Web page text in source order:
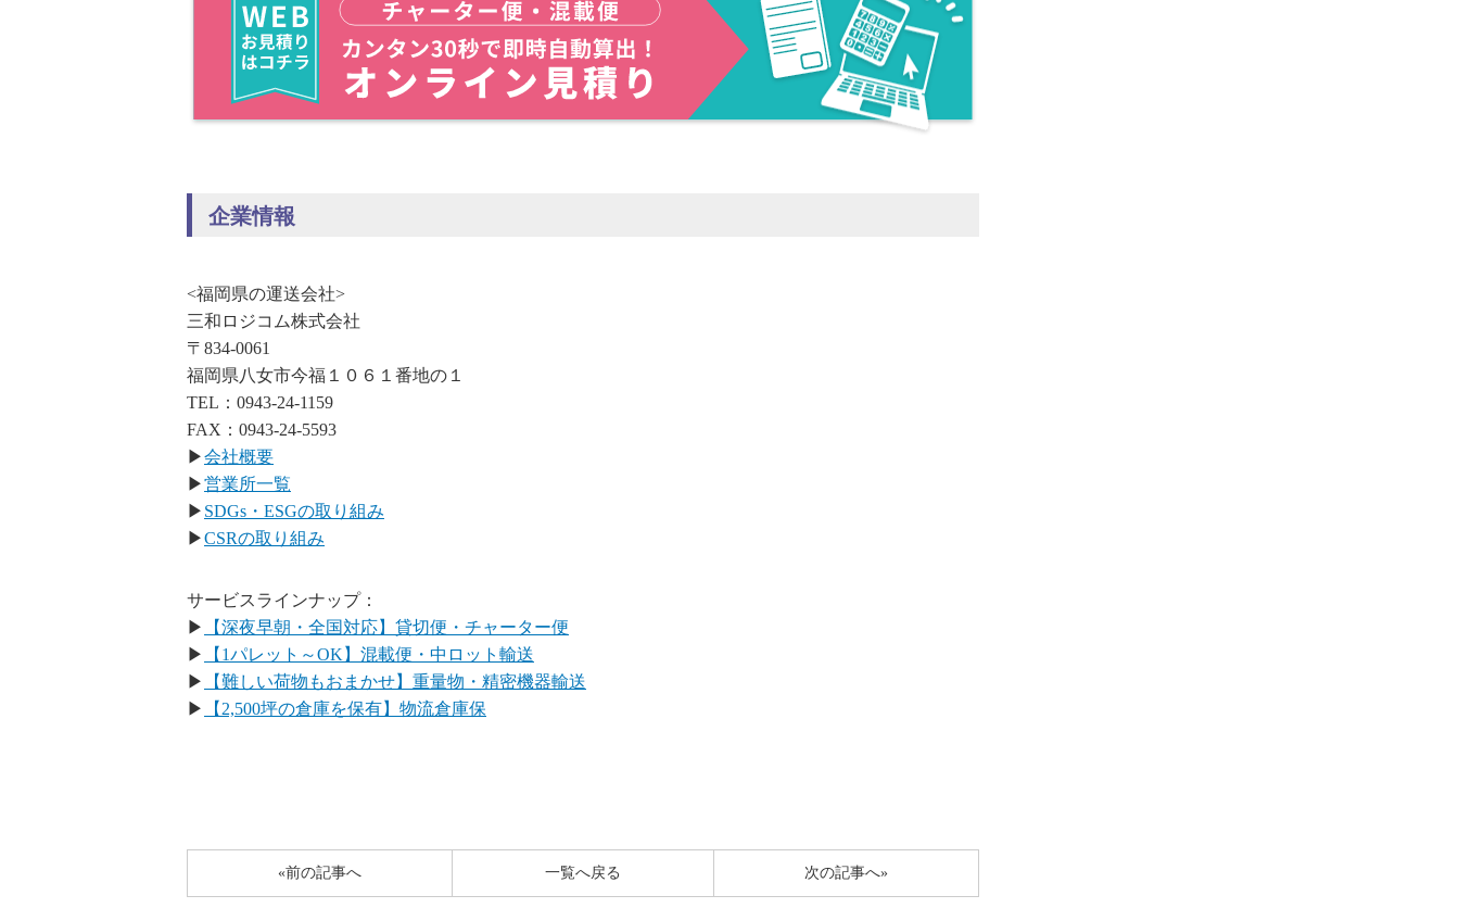
企業情報
<福岡県の運送会社>
三和ロジコム株式会社
〒834-0061
福岡県八女市今福１０６１番地の１
TEL：0943-24-1159
FAX：0943-24-5593
▶会社概要
▶営業所一覧
▶ SDGs・ESGの取り組み
▶CSRの取り組み
サービスラインナップ：
▶
【深夜早朝・全国対応】貸切便・チャーター便
▶
【1パレット～OK】混載便・中ロット輸送
▶
【難しい荷物もおまかせ】重量物・精密機器輸送
▶
【2,500坪の倉庫を保有】物流倉庫保
«前の記事へ 次の記事へ»
一覧へ戻る